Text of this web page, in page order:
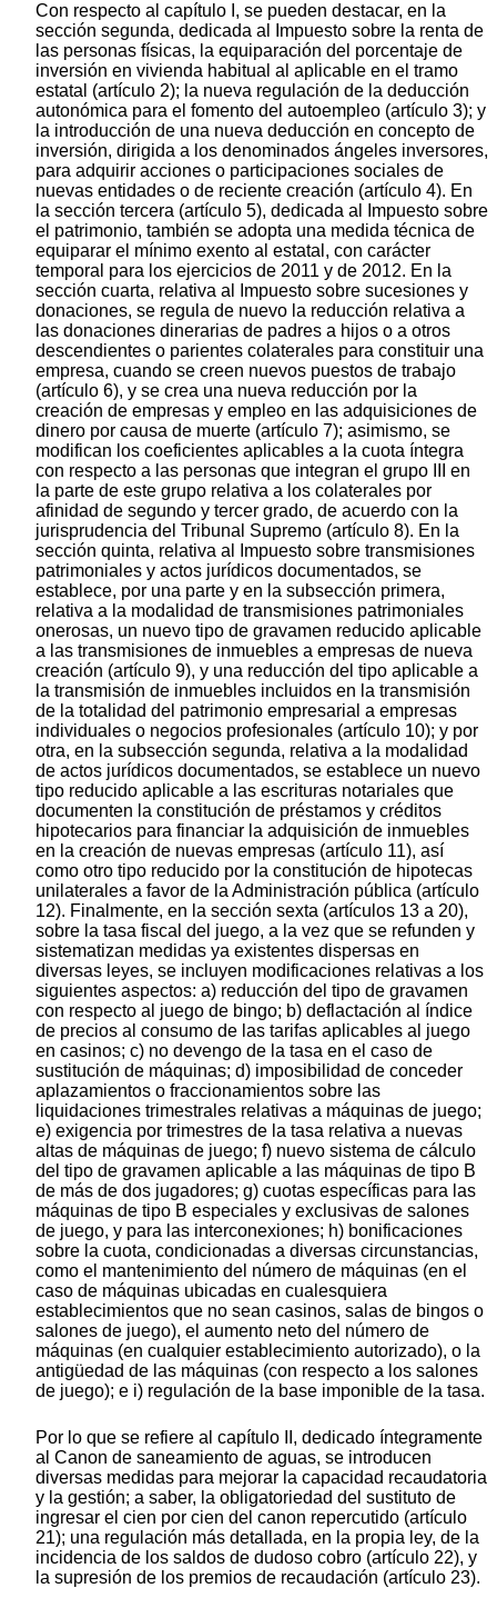
Con respecto al capítulo I, se pueden destacar, en la
sección segunda, dedicada al Impuesto sobre la renta de
las personas físicas, la equiparación del porcentaje de
inversión en vivienda habitual al aplicable en el tramo
estatal (artículo 2); la nueva regulación de la deducción
autonómica para el fomento del autoempleo (artículo 3); y
la introducción de una nueva deducción en concepto de
inversión, dirigida a los denominados ángeles inversores,
para adquirir acciones o participaciones sociales de
nuevas entidades o de reciente creación (artículo 4). En
la sección tercera (artículo 5), dedicada al Impuesto sobre
el patrimonio, también se adopta una medida técnica de
equiparar el mínimo exento al estatal, con carácter
temporal para los ejercicios de 2011 y de 2012. En la
sección cuarta, relativa al Impuesto sobre sucesiones y
donaciones, se regula de nuevo la reducción relativa a
las donaciones dinerarias de padres a hijos o a otros
descendientes o parientes colaterales para constituir una
empresa, cuando se creen nuevos puestos de trabajo
(artículo 6), y se crea una nueva reducción por la
creación de empresas y empleo en las adquisiciones de
dinero por causa de muerte (artículo 7); asimismo, se
modifican los coeficientes aplicables a la cuota íntegra
con respecto a las personas que integran el grupo III en
la parte de este grupo relativa a los colaterales por
afinidad de segundo y tercer grado, de acuerdo con la
jurisprudencia del Tribunal Supremo (artículo 8). En la
sección quinta, relativa al Impuesto sobre transmisiones
patrimoniales y actos jurídicos documentados, se
establece, por una parte y en la subsección primera,
relativa a la modalidad de transmisiones patrimoniales
onerosas, un nuevo tipo de gravamen reducido aplicable
a las transmisiones de inmuebles a empresas de nueva
creación (artículo 9), y una reducción del tipo aplicable a
la transmisión de inmuebles incluidos en la transmisión
de la totalidad del patrimonio empresarial a empresas
individuales o negocios profesionales (artículo 10); y por
otra, en la subsección segunda, relativa a la modalidad
de actos jurídicos documentados, se establece un nuevo
tipo reducido aplicable a las escrituras notariales que
documenten la constitución de préstamos y créditos
hipotecarios para financiar la adquisición de inmuebles
en la creación de nuevas empresas (artículo 11), así
como otro tipo reducido por la constitución de hipotecas
unilaterales a favor de la Administración pública (artículo
12). Finalmente, en la sección sexta (artículos 13 a 20),
sobre la tasa fiscal del juego, a la vez que se refunden y
sistematizan medidas ya existentes dispersas en
diversas leyes, se incluyen modificaciones relativas a los
siguientes aspectos: a) reducción del tipo de gravamen
con respecto al juego de bingo; b) deflactación al índice
de precios al consumo de las tarifas aplicables al juego
en casinos; c) no devengo de la tasa en el caso de
sustitución de máquinas; d) imposibilidad de conceder
aplazamientos o fraccionamientos sobre las
liquidaciones trimestrales relativas a máquinas de juego;
e) exigencia por trimestres de la tasa relativa a nuevas
altas de máquinas de juego; f) nuevo sistema de cálculo
del tipo de gravamen aplicable a las máquinas de tipo B
de más de dos jugadores; g) cuotas específicas para las
máquinas de tipo B especiales y exclusivas de salones
de juego, y para las interconexiones; h) bonificaciones
sobre la cuota, condicionadas a diversas circunstancias,
como el mantenimiento del número de máquinas (en el
caso de máquinas ubicadas en cualesquiera
establecimientos que no sean casinos, salas de bingos o
salones de juego), el aumento neto del número de
máquinas (en cualquier establecimiento autorizado), o la
antigüedad de las máquinas (con respecto a los salones
de juego); e i) regulación de la base imponible de la tasa.
Por lo que se refiere al capítulo II, dedicado íntegramente
al Canon de saneamiento de aguas, se introducen
diversas medidas para mejorar la capacidad recaudatoria
y la gestión; a saber, la obligatoriedad del sustituto de
ingresar el cien por cien del canon repercutido (artículo
21); una regulación más detallada, en la propia ley, de la
incidencia de los saldos de dudoso cobro (artículo 22), y
la supresión de los premios de recaudación (artículo 23).